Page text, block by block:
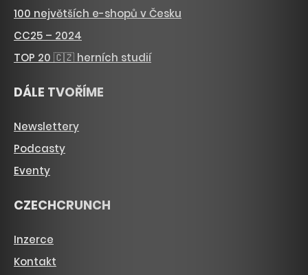
100 největších e-shopů v Česku
CC25 – 2024
TOP 20 🇨🇿 herních studií
DÁLE TVOŘÍME
Newslettery
Podcasty
Eventy
CZECHCRUNCH
Inzerce
Kontakt